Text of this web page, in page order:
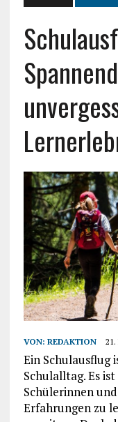
VON: REDAKTION 21.
Ein Schulausflug
Schulalltag. Es
Schülerinnen
Erfahrungen zu